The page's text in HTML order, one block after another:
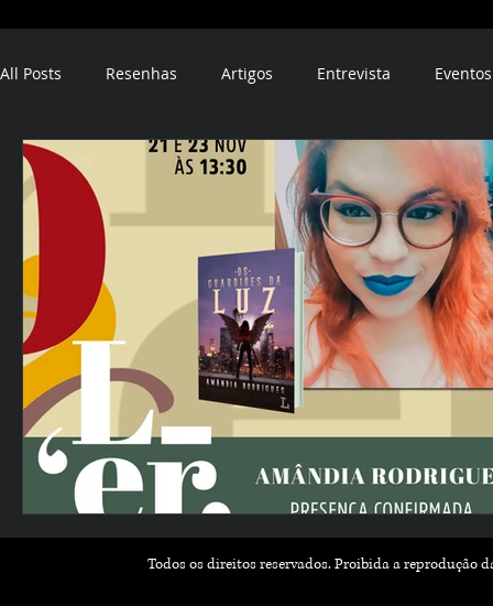
All Posts Resenhas Artigos Entrevista Eventos
ebook audiobook
Todos os direitos reservados. Proibida a reprodução